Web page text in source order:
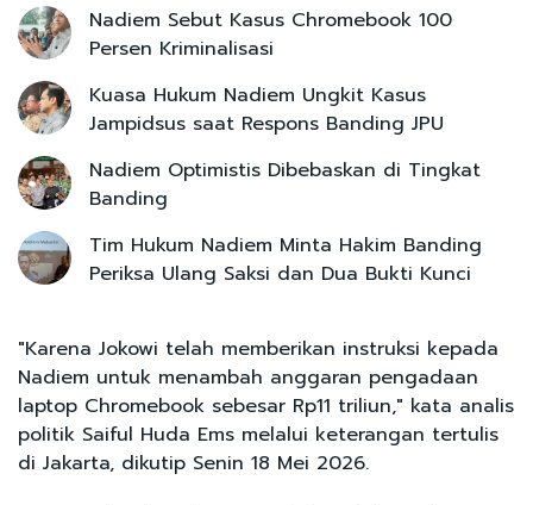
Nadiem Sebut Kasus Chromebook 100
Persen Kriminalisasi
Kuasa Hukum Nadiem Ungkit Kasus
Jampidsus saat Respons Banding JPU
Nadiem Optimistis Dibebaskan di Tingkat
Banding
Tim Hukum Nadiem Minta Hakim Banding
Periksa Ulang Saksi dan Dua Bukti Kunci
"Karena Jokowi telah memberikan instruksi kepada
Nadiem untuk menambah anggaran pengadaan
laptop Chromebook sebesar Rp11 triliun," kata analis
politik Saiful Huda Ems melalui keterangan tertulis
di Jakarta, dikutip Senin 18 Mei 2026.